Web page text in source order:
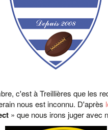
c'est à Treillières que les
nous est inconnu. D'après
» que nous irons juger avec